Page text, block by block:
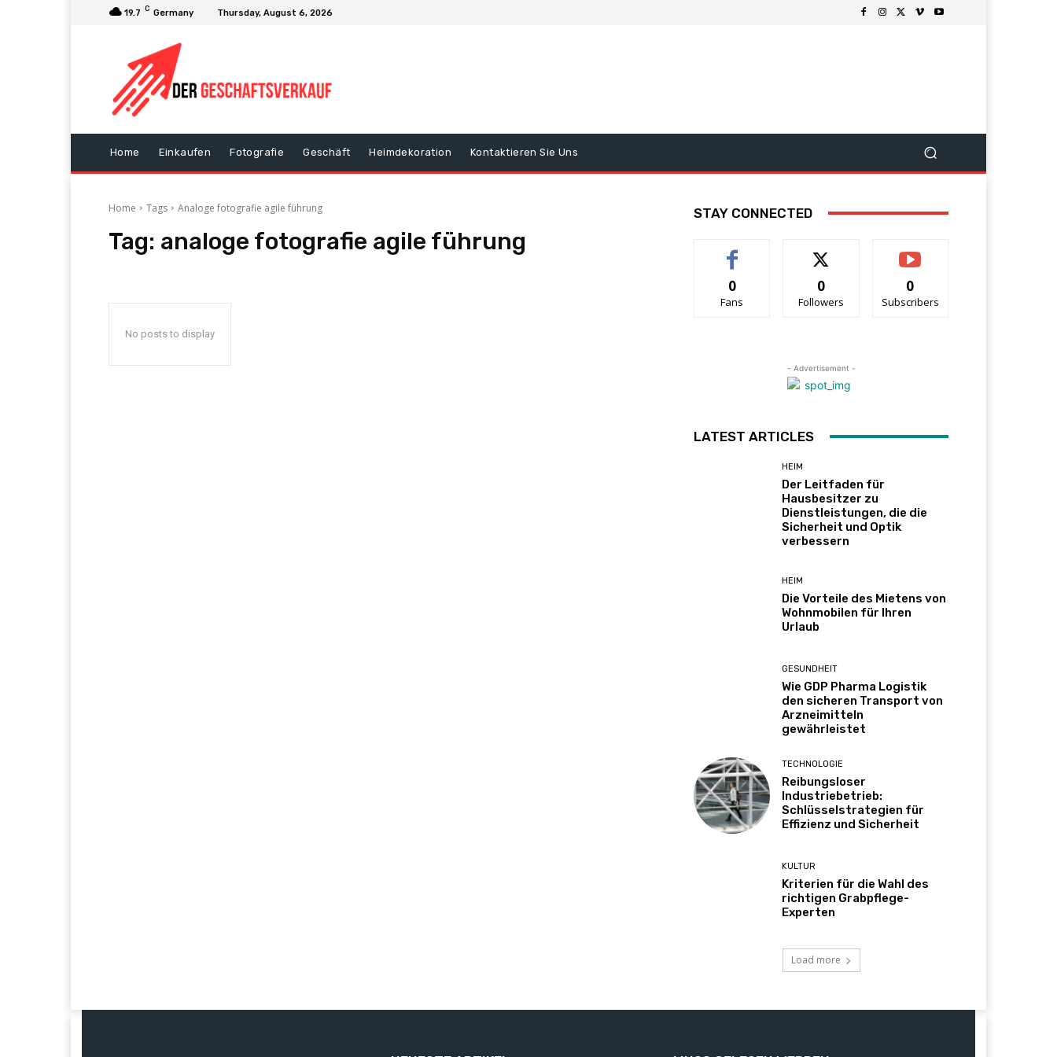
19.7 C Germany Thursday, August 6, 2026
Home Einkaufen Fotografie Geschäft Heimdekoration Kontaktieren Sie Uns
Home Tags Analoge fotografie agile führung
Tag: analoge fotografie agile führung
No posts to display
STAY CONNECTED
0
Fans
0
Followers
0
Subscribers
- Advertisement -
LATEST ARTICLES
HEIM
Der Leitfaden für
Hausbesitzer zu
Dienstleistungen, die die
Sicherheit und Optik
verbessern
HEIM
Die Vorteile des Mietens von
Wohnmobilen für Ihren
Urlaub
GESUNDHEIT
Wie GDP Pharma Logistik
den sicheren Transport von
Arzneimitteln
gewährleistet
TECHNOLOGIE
Reibungsloser
Industriebetrieb:
Schlüsselstrategien für
Effizienz und Sicherheit
KULTUR
Kriterien für die Wahl des
richtigen Grabpflege-
Experten
Load more